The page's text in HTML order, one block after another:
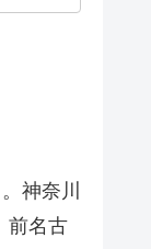
神奈川
前名古